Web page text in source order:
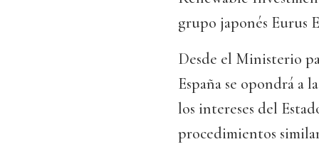
grupo japonés Eurus
Desde el Ministerio
España se opondrá a
los intereses del
procedimientos